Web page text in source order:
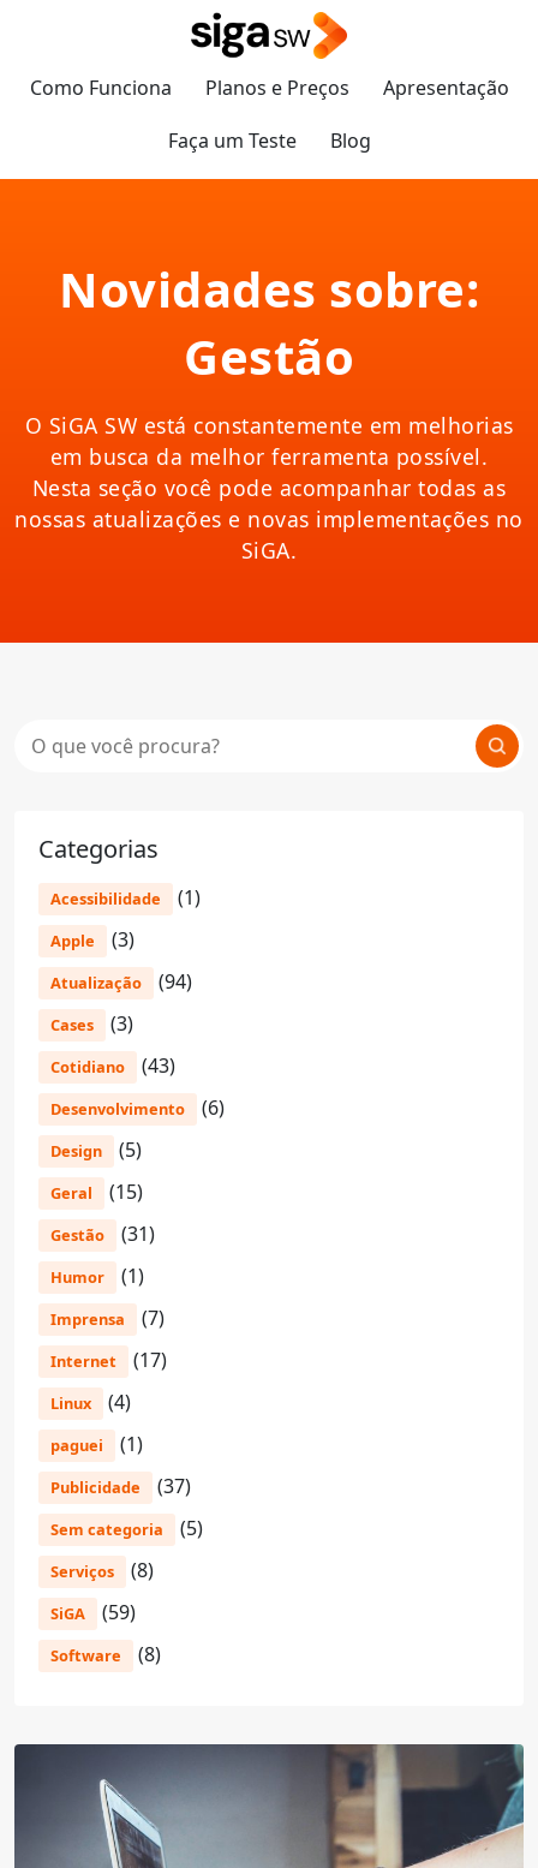
Como Funciona Planos e Preços
Apresentação
Faça um Teste
Blog
Novidades sobre:
Gestão
O SiGA SW está constantemente em melhorias
em busca da melhor ferramenta possível.
Nesta seção você pode acompanhar todas as
nossas atualizações e novas implementações no
SiGA.
Categorias
Acessibilidade (1)
Apple (3)
Atualização (94)
Cases (3)
Cotidiano (43)
Desenvolvimento (6)
Design (5)
Geral (15)
Gestão (31)
Humor (1)
Imprensa (7)
Internet (17)
Linux (4)
paguei (1)
Publicidade (37)
Sem categoria (5)
Serviços (8)
SiGA (59)
Software (8)